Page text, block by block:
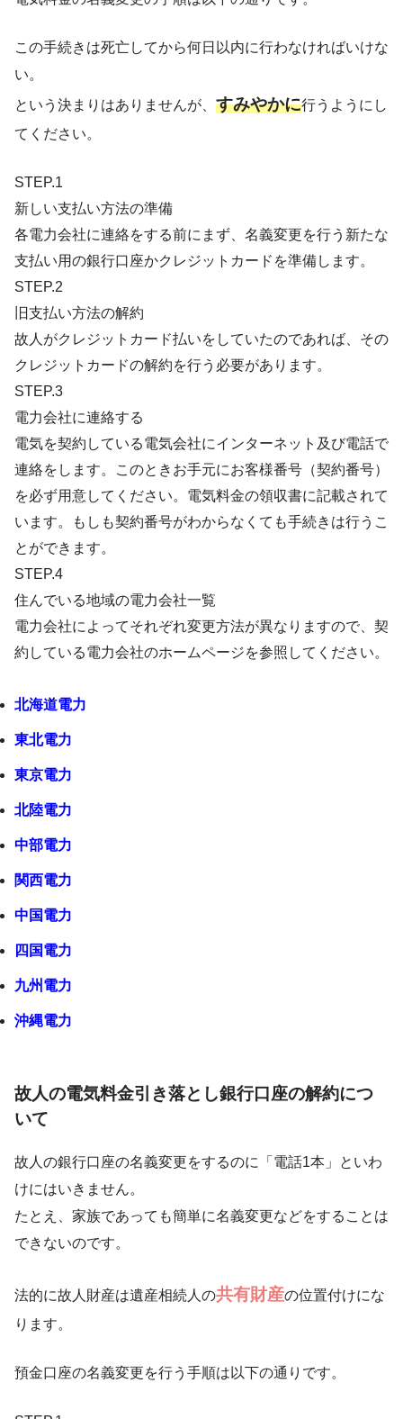
この手続きは死亡してから何日以内に行わなければいけな
い。
という決まりはありませんが、 すみやかに行うようにし
てください。
STEP.1
新しい支払い方法の準備
各電力会社に連絡をする前にまず、名義変更を行う新たな
支払い用の銀行口座かクレジットカードを準備します。
STEP.2
旧支払い方法の解約
故人がクレジットカード払いをしていたのであれば、その
クレジットカードの解約を行う必要があります。
STEP.3
電力会社に連絡する
電気を契約している電気会社にインターネット及び電話で
連絡をします。このときお手元にお客様番号（契約番号）
を必ず用意してください。電気料金の領収書に記載されて
います。もしも契約番号がわからなくても手続きは行うこ
とができます。
STEP.4
住んでいる地域の電力会社一覧
電力会社によってそれぞれ変更方法が異なりますので、契
約している電力会社のホームページを参照してください。
北海道電力
東北電力
東京電力
北陸電力
中部電力
関西電力
中国電力
四国電力
九州電力
沖縄電力
故人の電気料金引き落とし銀行口座の解約につ
いて
故人の銀行口座の名義変更をするのに「電話1本」といわ
けにはいきません。
たとえ、家族であっても簡単に名義変更などをすることは
できないのです。
法的に故人財産は遺産相続人の共有財産の位置付けにな
ります。
預金口座の名義変更を行う手順は以下の通りです。